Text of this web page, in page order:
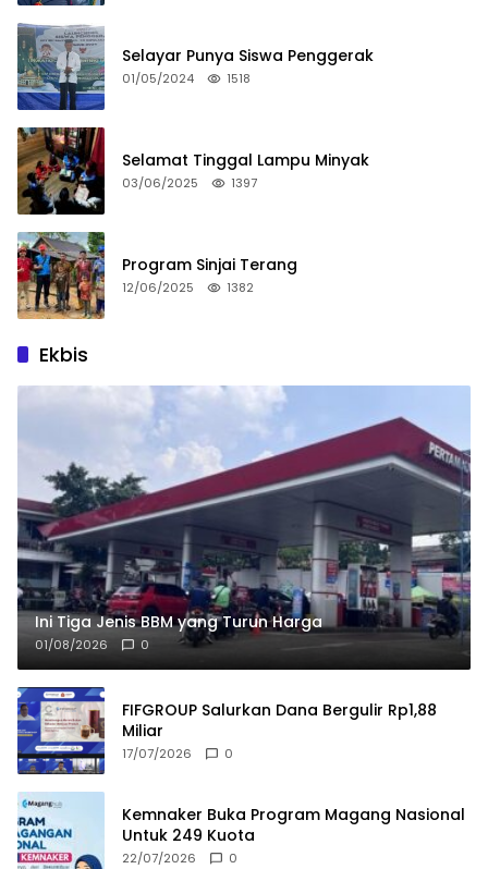
Selayar Punya Siswa Penggerak
01/05/2024 1518
Selamat Tinggal Lampu Minyak
03/06/2025 1397
Program Sinjai Terang
12/06/2025 1382
Ekbis
Ini Tiga Jenis BBM yang Turun Harga
01/08/2026 0
FIFGROUP Salurkan Dana Bergulir Rp1,88
Miliar
17/07/2026 0
Kemnaker Buka Program Magang Nasional
Untuk 249 Kuota
22/07/2026 0